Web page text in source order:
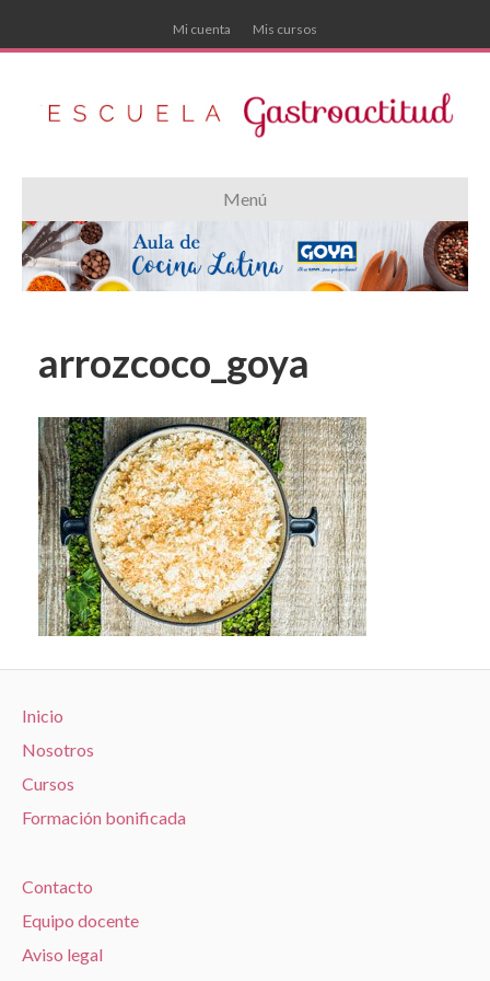
Mi cuenta Mis cursos
Menú
arrozcoco_goya
Inicio
Nosotros
Cursos
Formación bonificada
Contacto
Equipo docente
Aviso legal